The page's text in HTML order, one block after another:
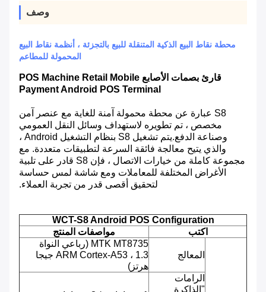
وصف
محطة نقاط البيع الذكية المتنقلة للبيع بالتجزئة ، أنظمة نقاط البيع
المحمولة للمطاعم
قارئ بصمات الأصابع POS Machine Retail Mobile
Payment Android POS Terminal
S8 عبارة عن محطة محمولة آمنة للغاية مع عنصر آمن
مخصص ، تم تطويره لاستهداف وسائل النقل العمومي
وصناعة الدفع.يتم تشغيل S8 بنظام التشغيل Android ،
والذي يتيح معالجة فائقة السرعة لتطبيقات متعددة. مع
مجموعة كاملة من خيارات الاتصال ، فإن S8 قادر على تلبية
الأغراض المختلفة للمعاملات ومع شاشة لمس حساسة
لتحقيق أقصى قدر من تجربة العملاء.
WCT-S8 Android POS Configuration
اكتب
مواصفات المنتج
المعالج
MTK MT8735 (رباعي النواة
ARM Cortex-A53 ، 1.3 جيجا
هرتز)
الرامات
"الذاكرة